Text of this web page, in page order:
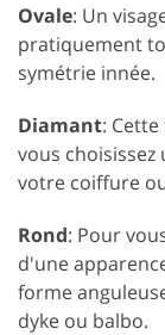
Ovale: Un
pratiquement
symétrie innée.
Diamant:
vous
votre coiffure
Rond: Pour
d'une
forme
dyke ou balbo.